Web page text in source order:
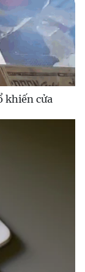
khiến cửa